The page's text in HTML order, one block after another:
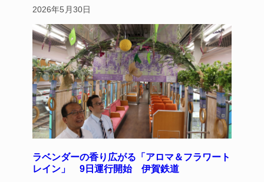
2026年5月30日
ラベンダーの香り広がる「アロマ＆フラワート
レイン」 9日運行開始 伊賀鉄道